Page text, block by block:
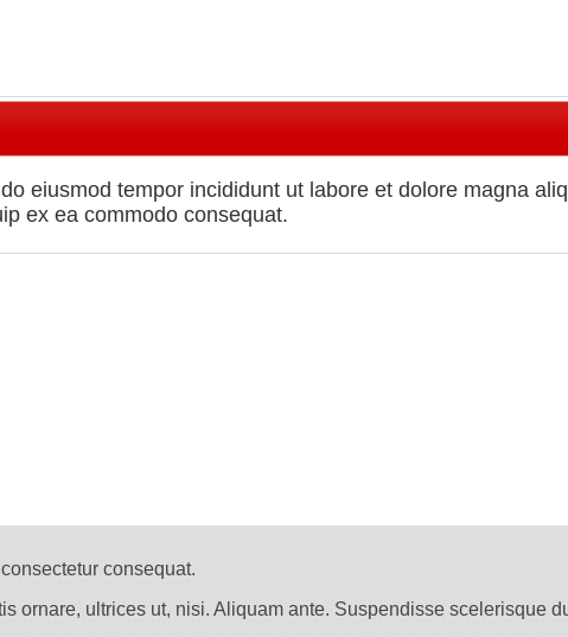
eiusmod tempor incididunt ut labore et dolore magna
ex ea commodo consequat.
consequat.
ornare, ultrices ut, nisi. Aliquam ante. Suspendisse scelerisque